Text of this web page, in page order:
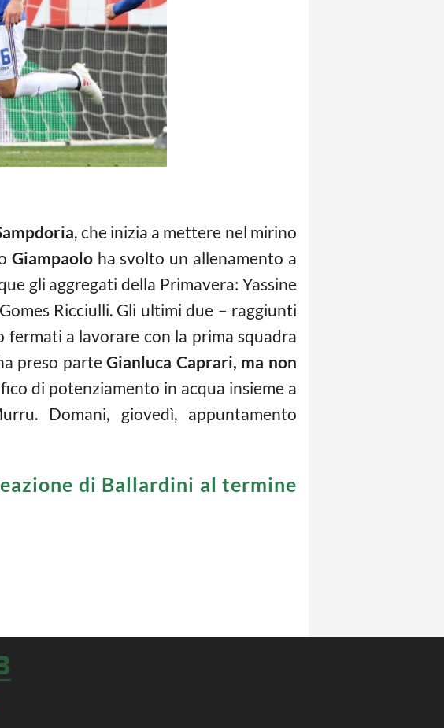
, che inizia a mettere nel mirino
Giampaoloha svolto un allenamento a
gli aggregati della Primavera: Yassine
Ricciulli. Gli ultimi due – raggiunti
fermati a lavorare con la prima squadra
preso parteGianluca Caprari, ma non
di potenziamento in acqua insieme a
Domani, giovedì, appuntamento
di Ballardini al termine